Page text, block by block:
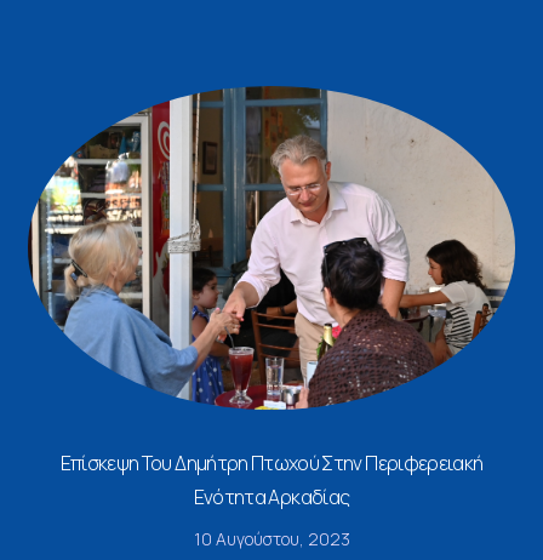
Επίσκεψη Του Δημήτρη Πτωχού Στην Περιφερειακή
Ενότητα Αρκαδίας
10 Αυγούστου, 2023